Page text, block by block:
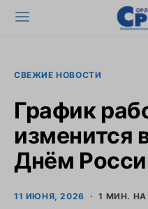
СВЕЖИЕ НОВОСТИ
График
изменится
Днём
11 ИЮНЯ, 2026 1 МИН. НА